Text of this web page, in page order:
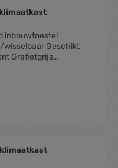
koelcircuits: 1Aantal
inbouwtoestel
wisselbaar Geschikt
Grafietgrijs
met Miele@home
XKS 3130
draagplateaus